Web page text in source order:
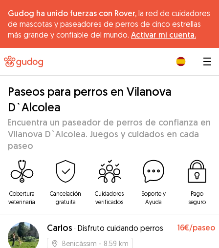
Gudog ha unido fuerzas con Rover, la red de cuidadores
de mascotas y paseadores de perros de cinco estrellas
más grande y confiable del mundo. Activar mi cuenta.
Paseos para perros en Vilanova
D`Alcolea
Encuentra un paseador de perros de confianza en
Vilanova D`Alcolea. Juegos y cuidados en cada
paseo
Cobertura
veterinaria
Cancelación
gratuita
Cuidadores
verificados
Soporte y
Ayuda
Pago
seguro
Carlos · Disfruto cuidando perros 16€/paseo
Benicàssim - 8.59 km